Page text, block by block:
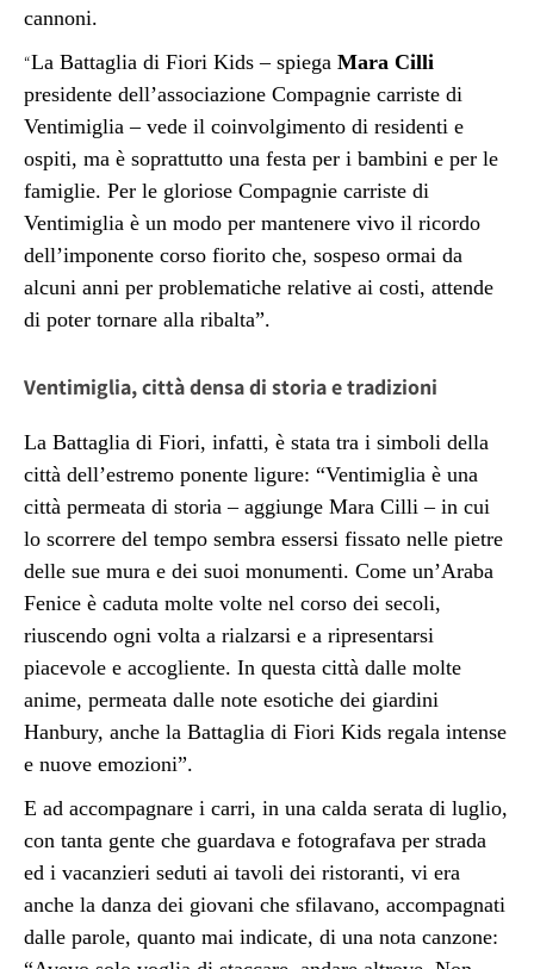
cannoni.
“La Battaglia di Fiori Kids – spiega Mara Cilli
presidente dell’associazione Compagnie carriste di
Ventimiglia – vede il coinvolgimento di residenti e
ospiti, ma è soprattutto una festa per i bambini e per le
famiglie. Per le gloriose Compagnie carriste di
Ventimiglia è un modo per mantenere vivo il ricordo
dell’imponente corso fiorito che, sospeso ormai da
alcuni anni per problematiche relative ai costi, attende
di poter tornare alla ribalta”.
Ventimiglia, città densa di storia e tradizioni
La Battaglia di Fiori, infatti, è stata tra i simboli della
città dell’estremo ponente ligure: “Ventimiglia è una
città permeata di storia – aggiunge Mara Cilli – in cui
lo scorrere del tempo sembra essersi fissato nelle pietre
delle sue mura e dei suoi monumenti. Come un’Araba
Fenice è caduta molte volte nel corso dei secoli,
riuscendo ogni volta a rialzarsi e a ripresentarsi
piacevole e accogliente. In questa città dalle molte
anime, permeata dalle note esotiche dei giardini
Hanbury, anche la Battaglia di Fiori Kids regala intense
e nuove emozioni”.
E ad accompagnare i carri, in una calda serata di luglio,
con tanta gente che guardava e fotografava per strada
ed i vacanzieri seduti ai tavoli dei ristoranti, vi era
anche la danza dei giovani che sfilavano, accompagnati
dalle parole, quanto mai indicate, di una nota canzone: